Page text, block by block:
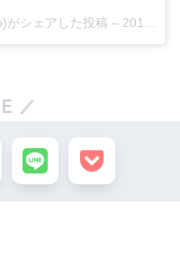
がシェアした投稿 – 2016 12月 4 9:37午後 PST